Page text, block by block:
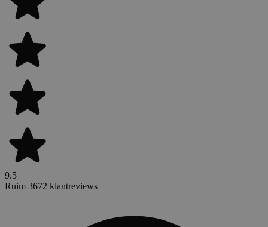
9.5
Ruim 3672 klantreviews